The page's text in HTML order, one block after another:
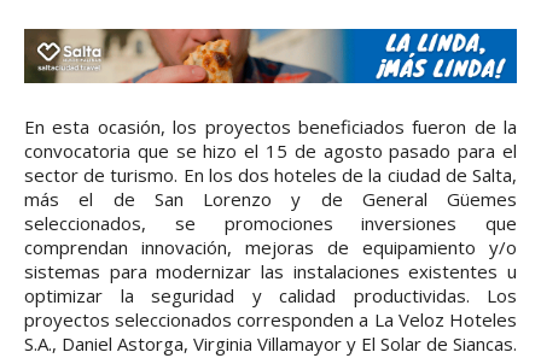
En esta ocasión, los proyectos beneficiados fueron de la
convocatoria que se hizo el 15 de agosto pasado para el
sector de turismo. En los dos hoteles de la ciudad de Salta,
más el de San Lorenzo y de General Güemes
seleccionados, se promociones inversiones que
comprendan innovación, mejoras de equipamiento y/o
sistemas para modernizar las instalaciones existentes u
optimizar la seguridad y calidad productividas. Los
proyectos seleccionados corresponden a La Veloz Hoteles
S.A., Daniel Astorga, Virginia Villamayor y El Solar de Siancas.